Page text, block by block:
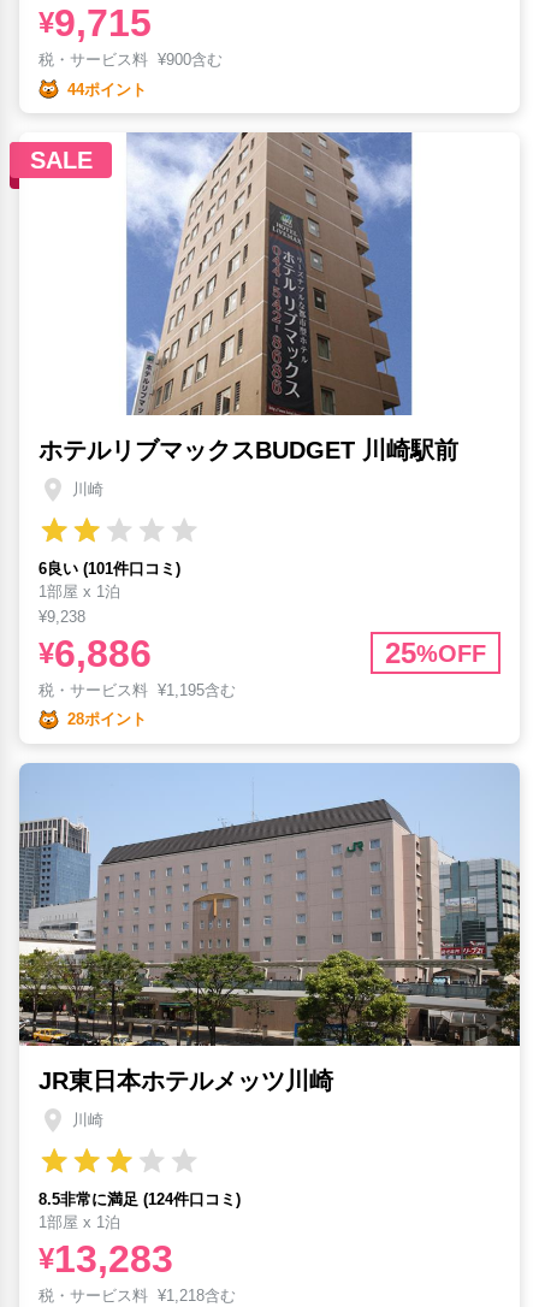
¥9,715
税・サービス料 ¥900含む
44ポイント
SALE
ホテルリブマックスBUDGET 川崎駅前
川崎
6良い (101件口コミ)
1部屋 x 1泊
¥9,238
¥6,886 25%OFF
税・サービス料 ¥1,195含む
28ポイント
JR東日本ホテルメッツ川崎
川崎
8.5非常に満足 (124件口コミ)
1部屋 x 1泊
¥13,283
税・サービス料 ¥1,218含む